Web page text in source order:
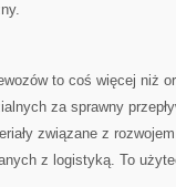
to coś więcej niż
za sprawny
związane z
z logistyką. To